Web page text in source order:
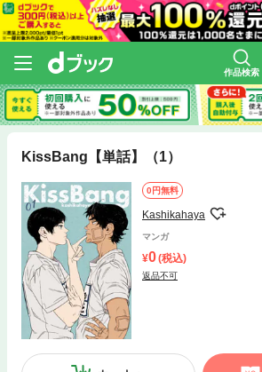
作品検索
KissBang【単話】（1）
0円無料
Kashikahaya
マンガ
0(税込)
返品不可